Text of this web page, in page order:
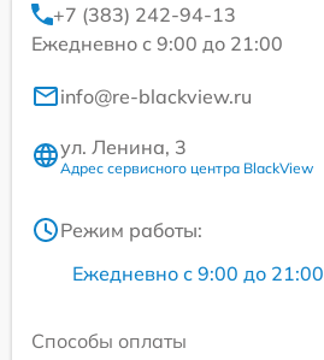
+7 (383) 242-94-13
Ежедневно с 9:00 до 21:00
info@re-blackview.ru
ул. Ленина, 3
Адрес сервисного центра BlackView
Режим работы:
Ежедневно с 9:00 до 21:00
Способы оплаты